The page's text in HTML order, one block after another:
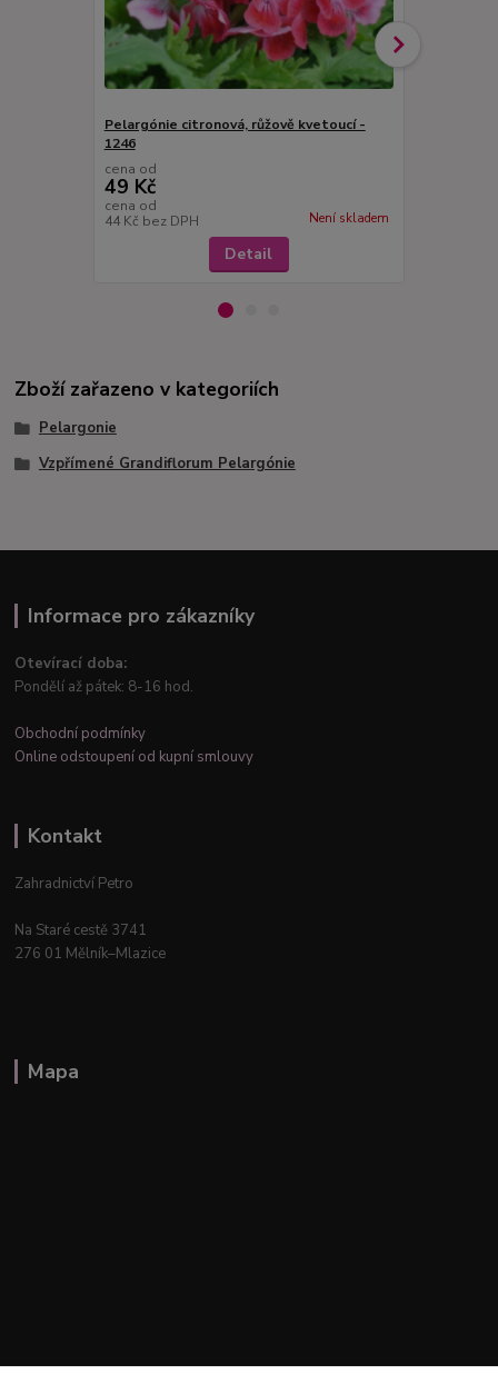
Pelargónie citronová, růžově kvetoucí -
1246
cena od
49 Kč
cena od
44 Kč bez DPH Není skladem
Detail
Zboží zařazeno v kategoriích
Pelargonie
Vzpřímené Grandiflorum Pelargónie
Informace pro zákazníky
Otevírací doba:
Pondělí až pátek: 8-16 hod.
Obchodní podmínky
Online odstoupení od kupní smlouvy
Kontakt
Zahradnictví Petro
Na Staré cestě 3741
276 01 Mělník–Mlazice
Mapa